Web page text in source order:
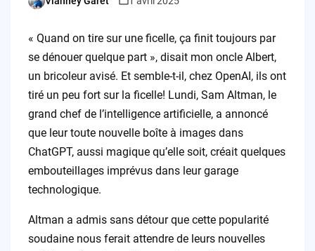
Posted
« Quand on tire sur une ficelle, ça finit toujours par
se dénouer quelque part », disait mon oncle Albert,
un bricoleur avisé. Et semble-t-il, chez OpenAI, ils ont
tiré un peu fort sur la ficelle! Lundi, Sam Altman, le
grand chef de l’intelligence artificielle, a annoncé
que leur toute nouvelle boîte à images dans
ChatGPT, aussi magique qu’elle soit, créait quelques
embouteillages imprévus dans leur garage
technologique.
Altman a admis sans détour que cette popularité
soudaine nous ferait attendre de leurs nouvelles